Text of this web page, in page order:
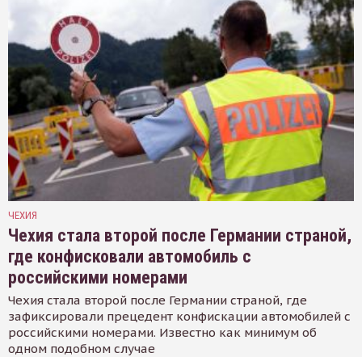
ЧЕХИЯ
Чехия стала второй после Германии страной,
где конфисковали автомобиль с
российскими номерами
Чехия стала второй после Германии страной, где
зафиксировали прецедент конфискации автомобилей с
российскими номерами. Известно как минимум об
одном подобном случае